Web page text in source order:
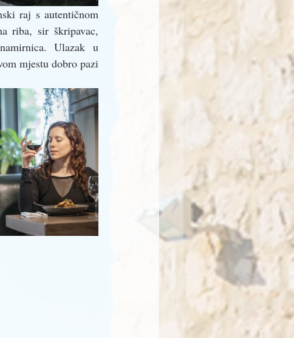
raj s autentičnom
riba, sir škripavac,
Ulazak u
mjestu dobro pazi